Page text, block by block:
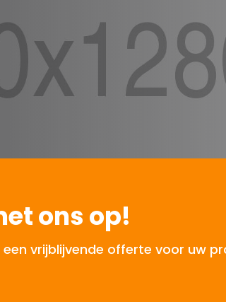
ons op!
vrijblijvende offerte voor uw